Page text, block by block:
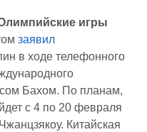
игры
заявил
в ходе телефонного
Бахом. По планам,
с 4 по 20 февраля
Китайская